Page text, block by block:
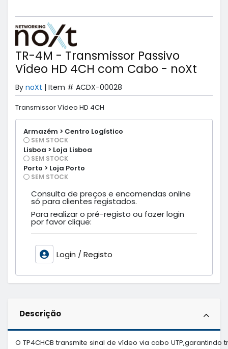
TR-4M - Transmissor Passivo
Vídeo HD 4CH com Cabo - noXt
By noXt | Item # ACDX-00028
Transmissor Vídeo HD 4CH
Armazém > Centro Logístico
SEM STOCK
Lisboa > Loja Lisboa
SEM STOCK
Porto > Loja Porto
SEM STOCK
Consulta de preços e encomendas online
só para clientes registados.
Para realizar o pré-registo ou fazer login
por favor clique:
Login / Registo
Descrição
O TP4CHCB transmite sinal de vídeo via cabo